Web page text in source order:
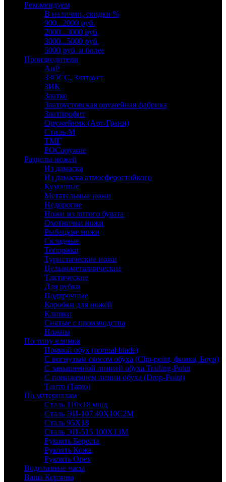
Рекомендуем
В наличии, скидки %
900...2000 руб.
2000...3000 руб.
3000...5000 руб.
5000 руб. и более
Производители
АиР
ЗЗОСС, Златоуст
ЗИК
Златко
Златоустовская оружейная фабрика
Златпрофит
Оружейник (Арт-Грани)
Стиль-М
ТМГ
РОСоружие
Разделы ножей
Из дамаска
Из дамаска атмосферостойкого
Кухонные
Метательные ножи
Недорогие
Ножи из литого булата
Охотничьи ножи
Рыбацкие ножи
Складные
Топорики
Туристические ножи
Цельнометаллические
Тактические
Для рубки
Подарочные
Коробки для ножей
Клинки
Снятые с производства
Ножны
По типу клинка
Прямой обух (normal-blade)
С вогнутым скосом обуха (Clip-point, финка, Боуи)
С завышенной линией обуха Trailing-Point
С понижением линии обуха (Drop-Point)
Танто (Tanto)
По материалам
Сталь 110х18 мшд
Сталь ЭИ-107 40Х10С2М
Сталь 95Х18
Сталь ЭИ-515 100Х13М
Рукоять Береста
Рукоять Кожа
Рукоять Орех
Водолазные часы
Ваша Корзина